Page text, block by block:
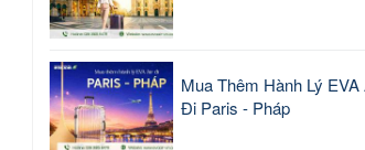
Mua Thêm Hành Lý EVA
Đi Paris - Pháp